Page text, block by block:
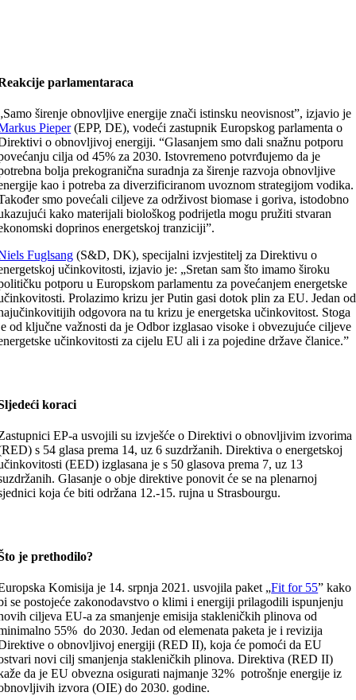
parlamentaraca
širenje obnovljive energije znači istinsku neovisnost”, izjavio je
Pieper(EPP, DE), vodeći zastupnik Europskog parlamenta o
o obnovljivoj energiji. “Glasanjem smo dali snažnu potporu
cilja od 45% za 2030. Istovremeno potvrđujemo da je
bolja prekogranična suradnja za širenje razvoja obnovljive
kao i potreba za diverzificiranom uvoznom strategijom vodika.
smo povećali ciljeve za održivost biomase i goriva, istodobno
kako materijali biološkog podrijetla mogu pružiti stvaran
doprinos energetskoj tranziciji”.
Fuglsang (S&D, DK), specijalni izvjestitelj za Direktivu o
učinkovitosti, izjavio je: „Sretan sam što imamo široku
potporu u Europskom parlamentu za povećanjem energetske
Prolazimo krizu jer Putin gasi dotok plin za EU. Jedan od
odgovora na tu krizu je energetska učinkovitost. Stoga
od ključne važnosti da je Odbor izglasao visoke i obvezujuće ciljeve
učinkovitosti za cijelu EU ali i za pojedine države članice.”
koraci
EP-a usvojili su izvješće o Direktivi o obnovljivim izvorima
s 54 glasa prema 14, uz 6 suzdržanih. Direktiva o energetskoj
(EED) izglasana je s 50 glasova prema 7, uz 13
Glasanje o obje direktive ponovit će se na plenarnoj
koja će biti održana 12.-15. rujna u Strasbourgu.
je prethodilo?
Komisija je 14. srpnja 2021. usvojila paket „Fit for 55” kako
se postojeće zakonodavstvo o klimi i energiji prilagodili ispunjenju
ciljeva EU-a za smanjenje emisija stakleničkih plinova od
55% do 2030. Jedan od elemenata paketa je i revizija
o obnovljivoj energiji (RED II), koja će pomoći da EU
novi cilj smanjenja stakleničkih plinova. Direktiva (RED II)
da je EU obvezna osigurati najmanje 32% potrošnje energije iz
izvora (OIE) do 2030. godine.